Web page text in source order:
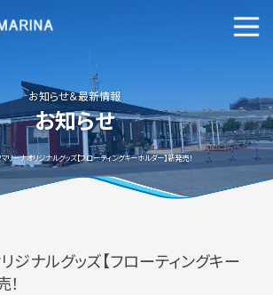
ついて よくあるご質問
お知らせ＆最新情報
お知らせ
リーナオリジナルグッズ【フローティングキーホルダー】新発売！
ジナルグッズ【フローティングキー